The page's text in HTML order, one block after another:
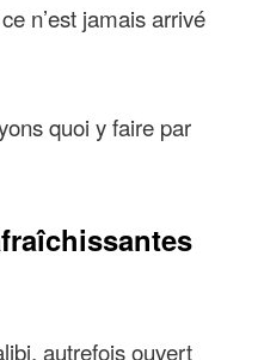
n’est jamais arrivé
quoi y faire par
autrefois ouvert